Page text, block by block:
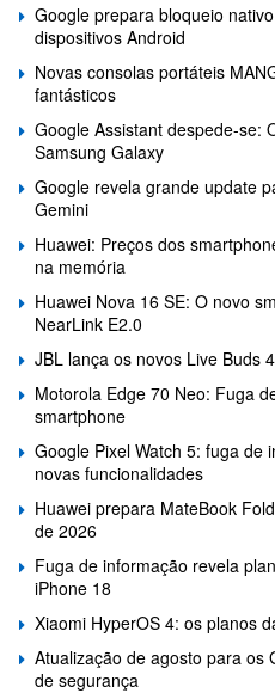
Google prepara bloqueio
dispositivos Android
Novas consolas portáteis
fantásticos
Google Assistant despede-se:
Samsung Galaxy
Google revela grande update
Gemini
Huawei: Preços dos
na memória
Huawei Nova 16 SE: O novo
NearLink E2.0
JBL lança os novos Live Buds
Motorola Edge 70 Neo: Fuga
smartphone
Google Pixel Watch 5: fuga de
novas funcionalidades
Huawei prepara MateBook
de 2026
Fuga de informação revela
iPhone 18
Xiaomi HyperOS 4: os planos
Atualização de agosto para os
de segurança